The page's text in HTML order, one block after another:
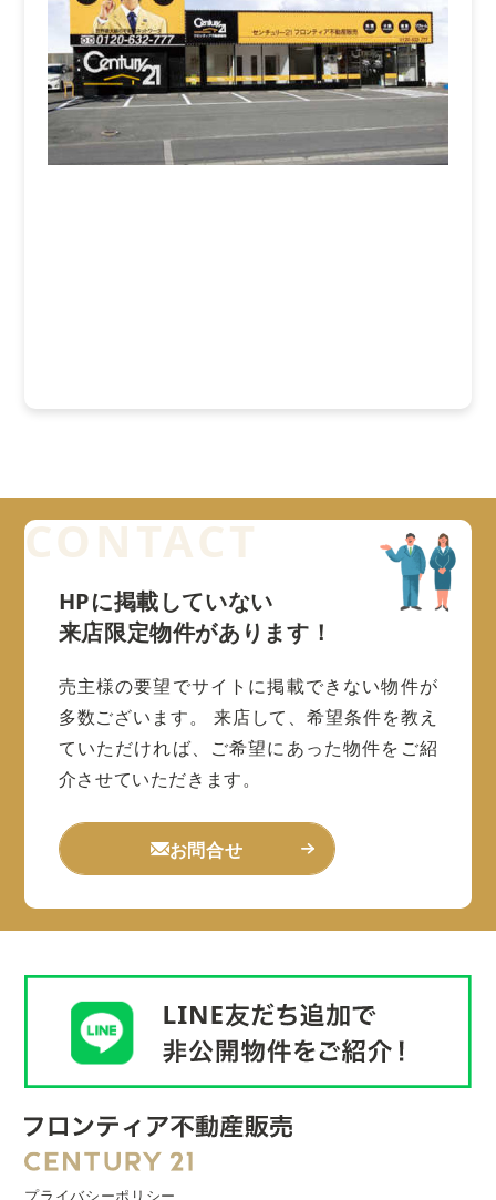
HPに掲載していない
来店限定物件があります！
売主様の要望でサイトに掲載できない物件が
多数ございます。
来店して、希望条件を教え
ていただければ、ご希望にあった物件をご紹
介させていただきます。
お問合せ
プライバシーポリシー